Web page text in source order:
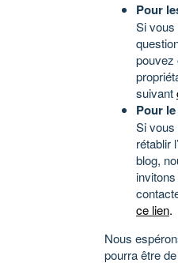
Pour
Si vous
pouvez
suivant
Pour
Si vous
rétablir
blog,
ce lien.
Nous
pourra être